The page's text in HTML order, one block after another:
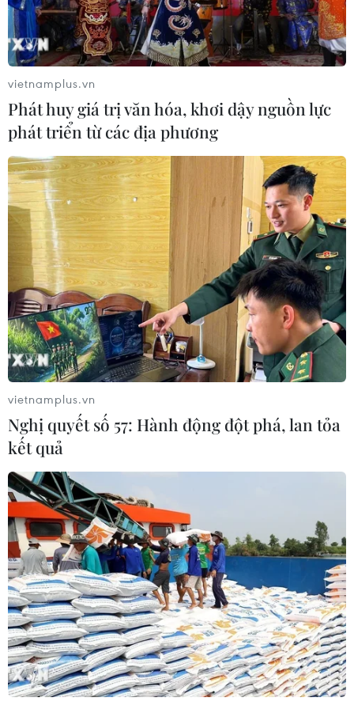
Giá dầu thế giới tiếp tục giảm do lượng dự
trữ của Mỹ tăng mạnh hơn dự kiến
06/03/2025 00:48
Giá dầu giảm khiến giới đầu tư càng thêm lo ngại sau
kế hoạch tăng sản lượng của Tổ chức các Nước Xuất
khẩu Dầu mỏ (OPEC) và các nhà sản xuất lớn ngoài
khối (nhóm OPEC+) vào tháng Tư.
Giá dầu tăng nhờ tín hiệu tích cực từ hoạt
vietnamplus.vn
Phát huy giá trị văn hóa, khơi dậy nguồn lực
phát triển từ các địa phương
vietnamplus.vn
Nghị quyết số 57: Hành động đột phá, lan tỏa
kết quả